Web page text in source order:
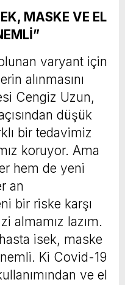
MASKE VE EL
varyant için
alınmasını
Cengiz Uzun,
düşük
bir tedavimiz
koruyor. Ama
hem de yeni
an
bir riske karşı
almamız lazım.
isek, maske
Ki Covid-19
ve el